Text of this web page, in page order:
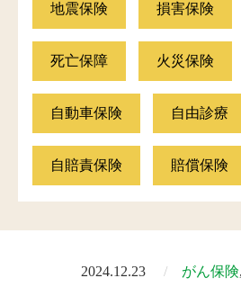
地震保険 損害保険
死亡保障 火災保険
自動車保険 自由診療
自賠責保険 賠償保険
2024.12.23 がん保険